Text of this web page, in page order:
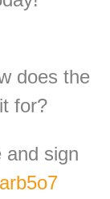
does the
for?
and sign